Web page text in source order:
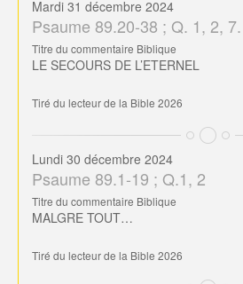
Mardi 31 décembre 2024
Psaume 89.20-38 ; Q. 1, 2, 7.
Titre du commentaire Biblique
LE SECOURS DE L’ETERNEL
Tiré du lecteur de la Bible 2026
Lundi 30 décembre 2024
Psaume 89.1-19 ; Q.1, 2
Titre du commentaire Biblique
MALGRE TOUT…
Tiré du lecteur de la Bible 2026